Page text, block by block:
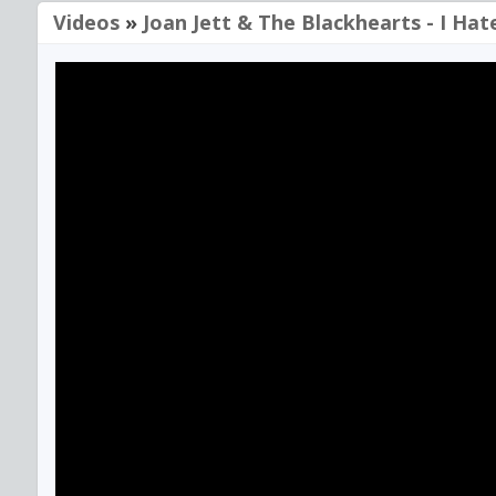
Videos » Joan Jett & The Blackhearts - I